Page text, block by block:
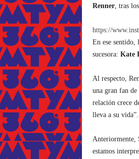
Renner, tras
https://
En ese sentido,
sucesora: Kate
Al respecto,
una gran fan
relación crece
lleva a su vida”.
Anteriormente,
estamos